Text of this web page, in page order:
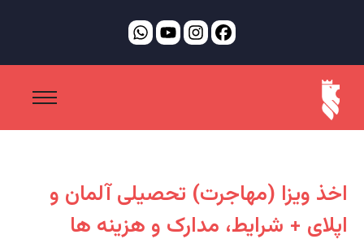
اخذ ویزا (مهاجرت) تحصیلی آلمان و
اپلای + شرایط، مدارک و هزینه ها